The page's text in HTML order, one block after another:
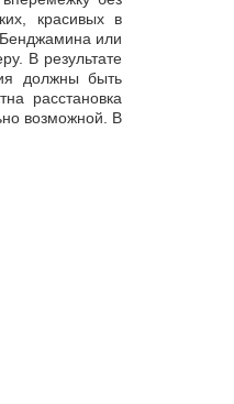
красивых в
или
В результате
должны быть
расстановка
возможной. В